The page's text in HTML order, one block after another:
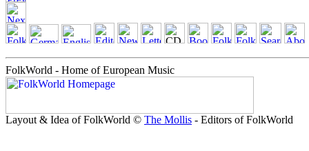
FolkWorld - Home of European Music
Layout & Idea of FolkWorld © The Mollis - Editors of FolkWorld